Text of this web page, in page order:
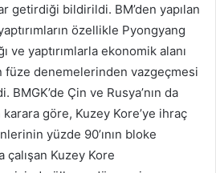
getirdiği bildirildi. BM’den yapılan
özellikle Pyongyang
ve yaptırımlarla ekonomik alanı
füze denemelerinden vazgeçmesi
BMGK’de Çin ve Rusya’nın da
göre, Kuzey Kore’ye ihraç
yüzde 90’ının bloke
çalışan Kuzey Kore